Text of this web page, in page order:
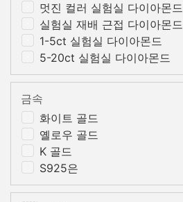
멋진 컬러 실험실 다이아몬드
실험실 재배 근접 다이아몬드
1-5ct 실험실 다이아몬드
5-20ct 실험실 다이아몬드
화이트 골드
옐로우 골드
K 골드
S925은
금속